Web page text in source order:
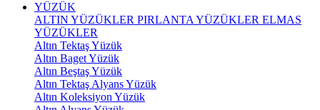
YÜZÜK
ALTIN YÜZÜKLER PIRLANTA YÜZÜKLER ELMAS
YÜZÜKLER
Altın Tektaş Yüzük
Altın Baget Yüzük
Altın Beştaş Yüzük
Altın Tektaş Alyans Yüzük
Altın Koleksiyon Yüzük